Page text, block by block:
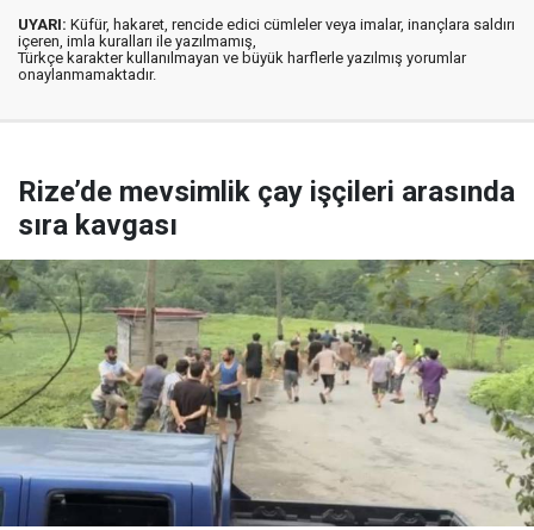
UYARI: Küfür, hakaret, rencide edici cümleler veya imalar, inançlara saldırı
içeren, imla kuralları ile yazılmamış,
Türkçe karakter kullanılmayan ve büyük harflerle yazılmış yorumlar
onaylanmamaktadır.
Rize’de mevsimlik çay işçileri arasında
sıra kavgası